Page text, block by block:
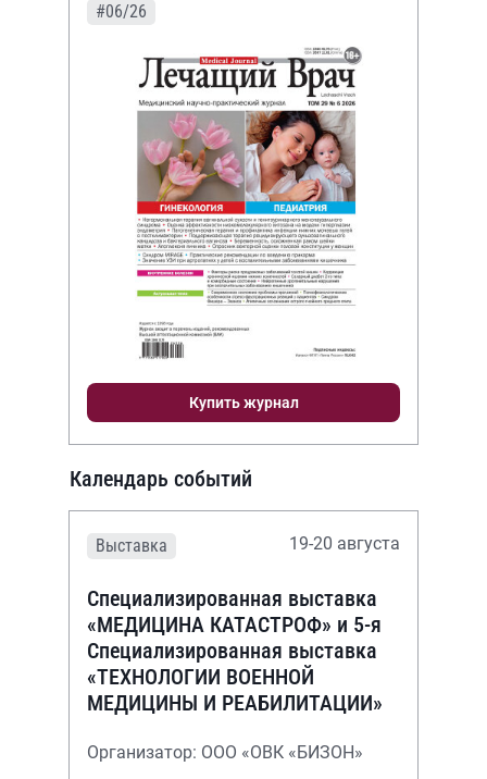
#06/26
Купить журнал
Календарь событий
Выставка 19-20 августа
Специализированная выставка
«МЕДИЦИНА КАТАСТРОФ» и 5-я
Специализированная выставка
«ТЕХНОЛОГИИ ВОЕННОЙ
МЕДИЦИНЫ И РЕАБИЛИТАЦИИ»
Организатор: ООО «ОВК «БИЗОН»